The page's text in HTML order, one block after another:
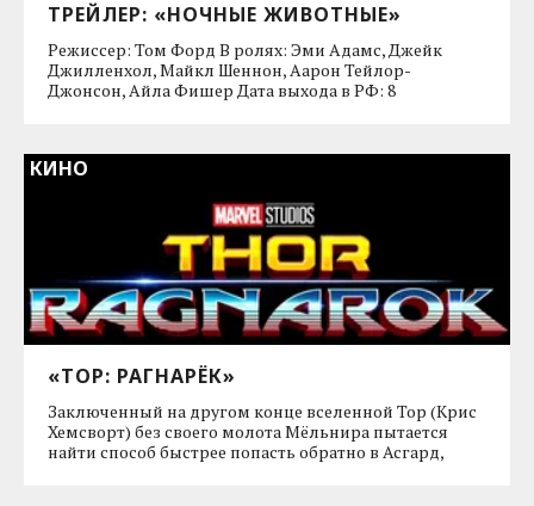
ТРЕЙЛЕР: «НОЧНЫЕ ЖИВОТНЫЕ»
Режиссер: Том Форд В ролях: Эми Адамс, Джейк
Джилленхол, Майкл Шеннон, Аарон Тейлор-
Джонсон, Айла Фишер Дата выхода в РФ: 8
КИНО
«ТОР: РАГНАРЁК»
Заключенный на другом конце вселенной Тор (Крис
Хемсворт) без своего молота Мёльнира пытается
найти способ быстрее попасть обратно в Асгард,